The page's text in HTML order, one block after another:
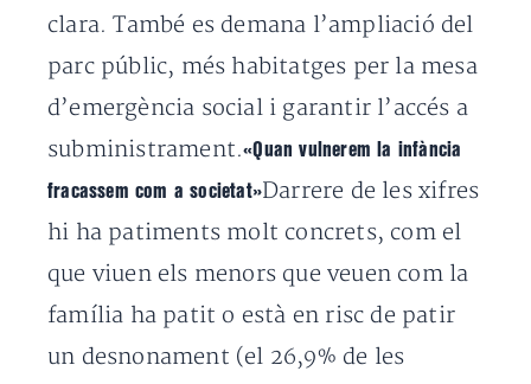
clara. També es demana l’ampliació del
parc públic, més habitatges per la mesa
d’emergència social i garantir l’accés a
subministrament.«Quan vulnerem la infància
fracassem com a societat»Darrere de les xifres
hi ha patiments molt concrets, com el
que viuen els menors que veuen com la
família ha patit o està en risc de patir
un desnonament (el 26,9% de les